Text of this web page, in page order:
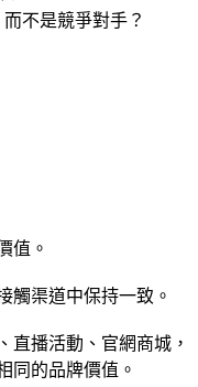
不是競爭對手？
值。
觸渠道中保持一致。
直播活動、官網商城，
同的品牌價值。